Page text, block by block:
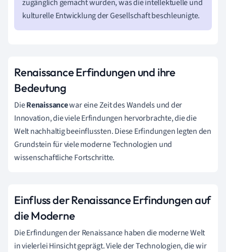
zugänglich gemacht wurden, was die intellektuelle und
kulturelle Entwicklung der Gesellschaft beschleunigte.
Renaissance Erfindungen und ihre
Bedeutung
DieRenaissancewar eine Zeit des Wandels und der
Innovation, die viele Erfindungen hervorbrachte, die die
Welt nachhaltig beeinflussten. Diese Erfindungen legten den
Grundstein für viele moderne Technologien und
wissenschaftliche Fortschritte.
Einfluss der Renaissance Erfindungen auf
die Moderne
Die Erfindungen der Renaissance haben die moderne Welt
in vielerlei Hinsicht geprägt. Viele der Technologien, die wir